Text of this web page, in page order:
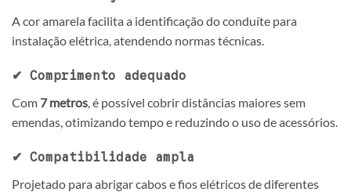
A cor amarela facilita a identificação do conduíte para
instalação elétrica, atendendo normas técnicas.
✔ Comprimento adequado
Com 7 metros , é possível cobrir distâncias maiores sem
emendas, otimizando tempo e reduzindo o uso de acessórios.
✔ Compatibilidade ampla
Projetado para abrigar cabos e fios elétricos de diferentes